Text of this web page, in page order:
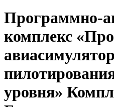
Программно-
комплекс
уровня»